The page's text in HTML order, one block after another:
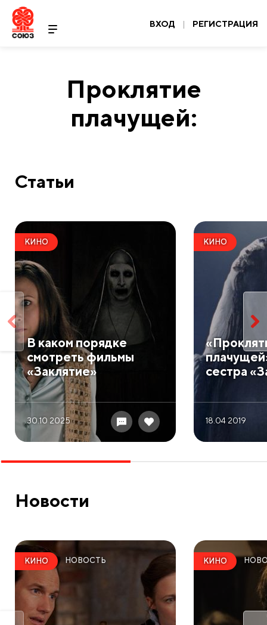
ВХОД | РЕГИСТРАЦИЯ
Проклятие
плачущей:
Статьи
КИНО
​В каком порядке
смотреть фильмы
«Заклятие»
30.10 2025
КИНО
сестра
18.04 2019
Новости
КИНО НОВОСТЬ КИНО